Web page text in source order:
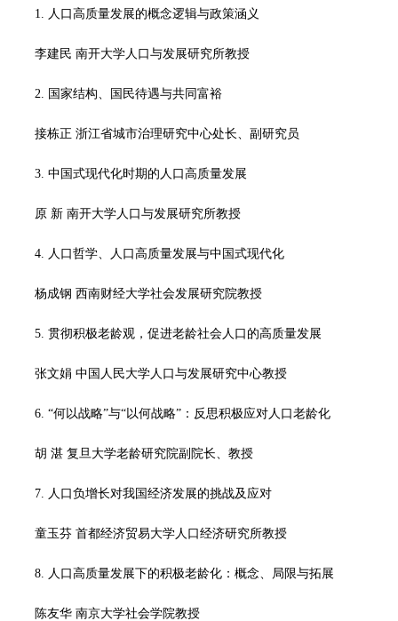
1. 人口高质量发展的概念逻辑与政策涵义
李建民 南开大学人口与发展研究所教授
2. 国家结构、国民待遇与共同富裕
接栋正 浙江省城市治理研究中心处长、副研究员
3. 中国式现代化时期的人口高质量发展
原 新 南开大学人口与发展研究所教授
4. 人口哲学、人口高质量发展与中国式现代化
杨成钢 西南财经大学社会发展研究院教授
5. 贯彻积极老龄观，促进老龄社会人口的高质量发展
张文娟 中国人民大学人口与发展研究中心教授
6. “何以战略”与“以何战略”：反思积极应对人口老龄化
胡 湛 复旦大学老龄研究院副院长、教授
7. 人口负增长对我国经济发展的挑战及应对
童玉芬 首都经济贸易大学人口经济研究所教授
8. 人口高质量发展下的积极老龄化：概念、局限与拓展
陈友华 南京大学社会学院教授